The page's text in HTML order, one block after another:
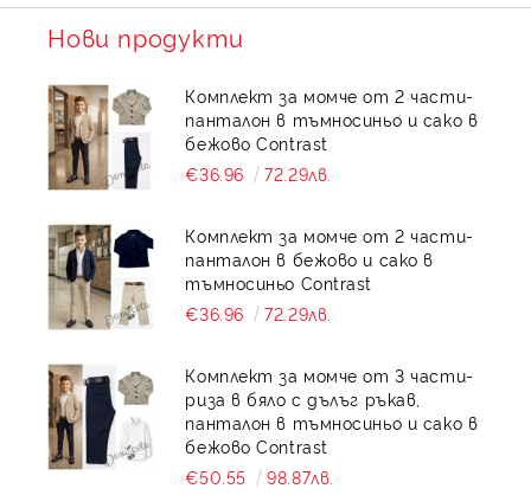
Нови продукти
Комплект за момче от 2 части-
панталон в тъмносиньо и сако в
бежово Contrast
€36.96
72.29лв.
Комплект за момче от 2 части-
панталон в бежово и сако в
тъмносиньо Contrast
€36.96
72.29лв.
Комплект за момче от 3 части-
риза в бяло с дълъг ръкав,
панталон в тъмносиньо и сако в
бежово Contrast
€50.55
98.87лв.